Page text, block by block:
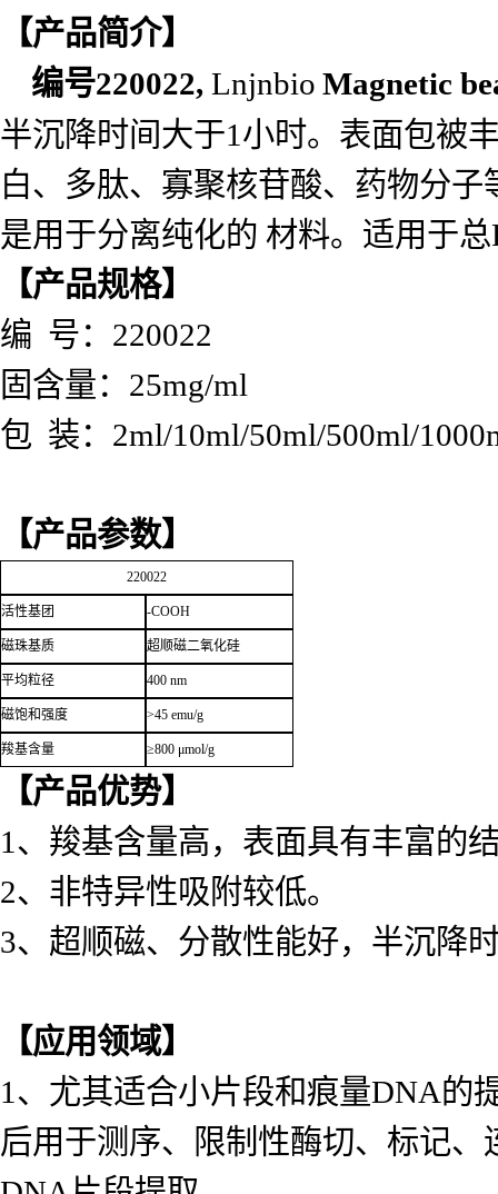
【产品简介】
编号220022, Lnjnbio Magnetic
半沉降时间大于1小时。表面包被
白、多肽、寡聚核苷酸、药物分
是用于分离纯化的 材料。适用于
【产品规格】
编 号：220022
固含量：25mg/ml
包 装：2ml/10ml/50ml/500ml/
【产品参数】
220022
活性基团 -COOH
磁珠基质 超顺磁二氧化硅
平均粒径 400 nm
磁饱和强度 >45 emu/g
羧基含量 ≥800 μmol/g
【产品优势】
1、羧基含量高，表面具有丰富的
2、非特异性吸附较低。
3、超顺磁、分散性能好，半沉降
【应用领域】
1、尤其适合小片段和痕量DNA的
后用于测序、限制性酶切、标记